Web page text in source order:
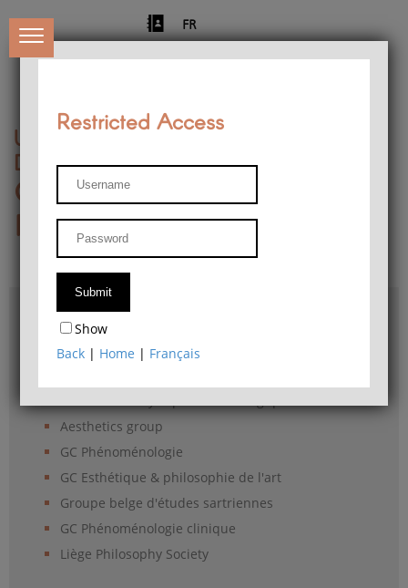
FR
University of Liège
Départment of Philosophy
Center for Phenomenological
Research
Access & maps
Philosophy Department Library
Aesthetics group
GC Phénoménologie
GC Esthétique & philosophie de l'art
Groupe belge d'études sartriennes
GC Phénoménologie clinique
Liège Philosophy Society
Restricted Access
Show
Back | Home | Français